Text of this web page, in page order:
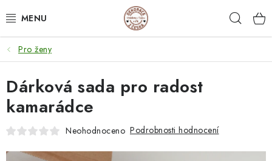
na
NEJPRODÁVANĚJŠÍ
SVATEBNÍ DARY/ DEKORACE 💍
DÁRKOVÉ BOXY A KRABIČKY
Pro ženy
Dárková sada pro radost
kamarádce
Neohodnoceno Podrobnosti hodnocení